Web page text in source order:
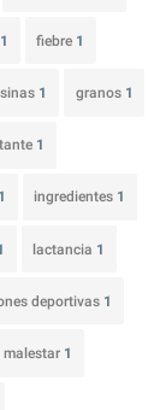
1 fiebre 1
1 granos 1
1
1 ingredientes 1
lactancia 1
deportivas 1
malestar 1